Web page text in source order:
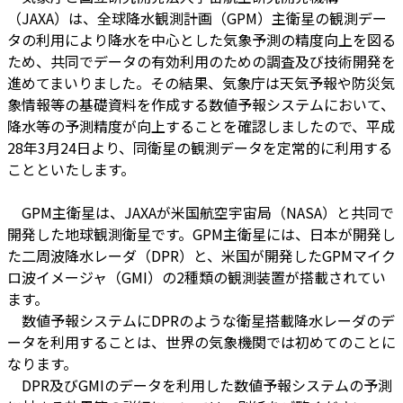
（JAXA）は、全球降水観測計画（GPM）主衛星の観測デー
タの利用により降水を中心とした気象予測の精度向上を図る
ため、共同でデータの有効利用のための調査及び技術開発を
進めてまいりました。その結果、気象庁は天気予報や防災気
象情報等の基礎資料を作成する数値予報システムにおいて、
降水等の予測精度が向上することを確認しましたので、平成
28年3月24日より、同衛星の観測データを定常的に利用する
ことといたします。
GPM主衛星は、JAXAが米国航空宇宙局（NASA）と共同で
開発した地球観測衛星です。GPM主衛星には、日本が開発し
た二周波降水レーダ（DPR）と、米国が開発したGPMマイク
ロ波イメージャ（GMI）の2種類の観測装置が搭載されてい
ます。
数値予報システムにDPRのような衛星搭載降水レーダのデ
ータを利用することは、世界の気象機関では初めてのことに
なります。
DPR及びGMIのデータを利用した数値予報システムの予測